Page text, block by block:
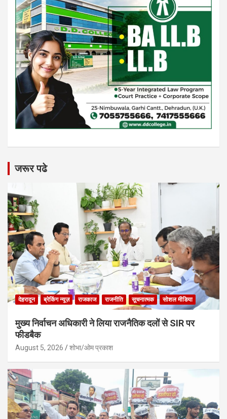
जरूर पढे
देहरादून ब्रेकिंग न्यूज़ राजकाज राजनीति सूचनात्मक सोशल मीडिया
मुख्य निर्वाचन अधिकारी ने लिया राजनैतिक दलों से SIR पर
फीडबैक
August 5, 2026 शोभा/ओम प्रकाश